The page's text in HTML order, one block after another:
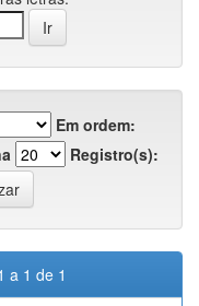
Em ordem:
Registro(s):
a 1 de 1